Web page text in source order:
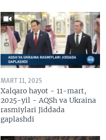
MART 11, 2025
Xalqaro hayot - 11-mart,
2025-yil - AQSh va Ukraina
rasmiylari Jiddada
gaplashdi